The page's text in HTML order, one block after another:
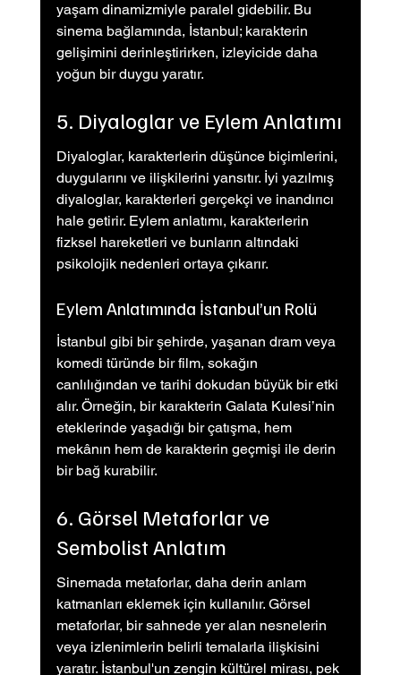
yaşam dinamizmiyle paralel gidebilir. Bu
sinema bağlamında, İstanbul; karakterin
gelişimini derinleştirirken, izleyicide daha
yoğun bir duygu yaratır.
5. Diyaloglar ve Eylem Anlatımı
Diyaloglar, karakterlerin düşünce biçimlerini,
duygularını ve ilişkilerini yansıtır. İyi yazılmış
diyaloglar, karakterleri gerçekçi ve inandırıcı
hale getirir. Eylem anlatımı, karakterlerin
fizksel hareketleri ve bunların altındaki
psikolojik nedenleri ortaya çıkarır.
Eylem Anlatımında İstanbul’un Rolü
İstanbul gibi bir şehirde, yaşanan dram veya
komedi türünde bir film, sokağın
canlılığından ve tarihi dokudan büyük bir etki
alır. Örneğin, bir karakterin Galata Kulesi’nin
eteklerinde yaşadığı bir çatışma, hem
mekânın hem de karakterin geçmişi ile derin
bir bağ kurabilir.
6. Görsel Metaforlar ve
Sembolist Anlatım
Sinemada metaforlar, daha derin anlam
katmanları eklemek için kullanılır. Görsel
metaforlar, bir sahnede yer alan nesnelerin
veya izlenimlerin belirli temalarla ilişkisini
yaratır. İstanbul'un zengin kültürel mirası, pek